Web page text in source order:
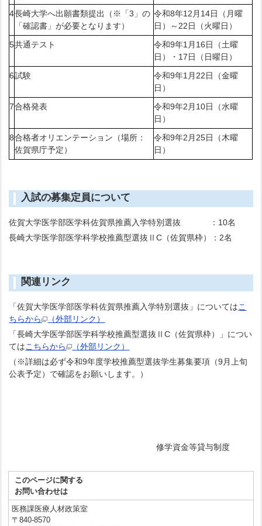
4長崎大学へ出願書類提出（※「3」の
「確認書」が必要となります）
令和8年12月14日（月曜
日）～22日（火曜日）
5共通テスト
令和9年1月16日（土曜
日）・17日（日曜日）
6試験
令和9年1月22日（金曜
日）
7合格発表
令和9年2月10日（水曜
日）
8合格者オリエンテーション（場所：
佐賀県庁予定）
令和9年2月25日（木曜
日）
入試の募集定員について
佐賀大学医学部医学科佐賀県推薦入学特別選抜 ：10名
長崎大学医学部医学科学校推薦型選抜ⅡC（佐賀県枠）：2名
関連リンク
「佐賀大学医学部医学科佐賀県推薦入学特別選抜」についてはこ
ちらから
（外部リンク）
「長崎大学医学部医学科学校推薦型選抜ⅡC（佐賀県枠）」につい
てはこちらから
（外部リンク）
（※詳細は必ず令和9年度学校推薦型選抜学生募集要項（9月上旬
公表予定）で確認をお願いします。）
修学資金等貸与制度
このページに関する
お問い合わせは
医務課医療人材政策室
〒840-8570